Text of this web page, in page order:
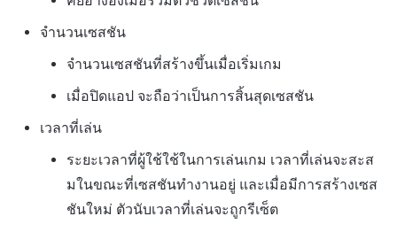
จำนวนเซสชัน
จำนวนเซสชันที่สร้างขึ้นเมื่อเริ่มเกม
เมื่อปิดแอป จะถือว่าเป็นการสิ้นสุดเซสชัน
เวลาที่เล่น
ระยะเวลาที่ผู้ใช้ใช้ในการเล่นเกม เวลาที่เล่นจะสะส
มในขณะที่เซสชันทำงานอยู่ และเมื่อมีการสร้างเซส
ชันใหม่ ตัวนับเวลาที่เล่นจะถูกรีเซ็ต